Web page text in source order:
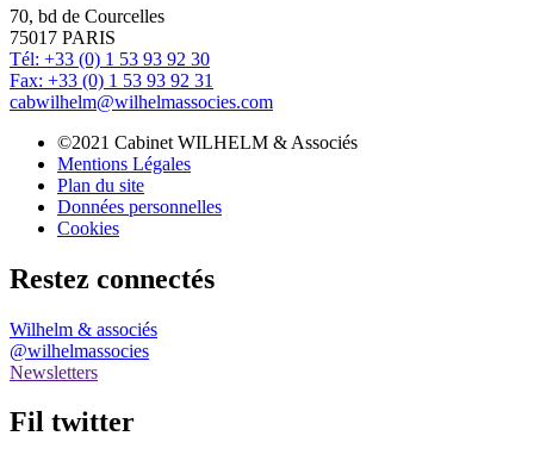
70, bd de Courcelles
75017 PARIS
Tél: +33 (0) 1 53 93 92 30
Fax: +33 (0) 1 53 93 92 31
cabwilhelm@wilhelmassocies.com
©2021 Cabinet WILHELM & Associés
Mentions Légales
Plan du site
Données personnelles
Cookies
Restez connectés
Wilhelm & associés
@wilhelmassocies
Newsletters
Fil twitter